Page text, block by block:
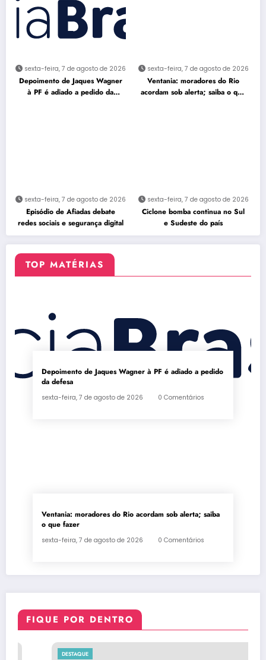
sexta-feira, 7 de agosto de 2026
Depoimento de Jaques Wagner
à PF é adiado a pedido da
sexta-feira, 7 de agosto de 2026
Ventania: moradores do Rio
acordam sob alerta; saiba o que
sexta-feira, 7 de agosto de 2026
Episódio de Afiadas debate
redes sociais e segurança digital
sexta-feira, 7 de agosto de 2026
Ciclone bomba continua no Sul
e Sudeste do país
TOP MATÉRIAS
Depoimento de Jaques Wagner à PF é adiado a pedido
da defesa
sexta-feira, 7 de agosto de 2026 0 Comentários
Ventania: moradores do Rio acordam sob alerta; saiba
o que fazer
sexta-feira, 7 de agosto de 2026 0 Comentários
FIQUE POR DENTRO